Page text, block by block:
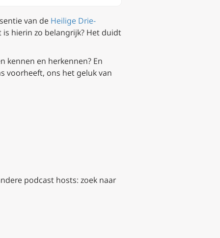
van de Heilige Drie-
hierin zo belangrijk? Het duidt
kennen en herkennen? En
voorheeft, ons het geluk van
podcast hosts: zoek naar